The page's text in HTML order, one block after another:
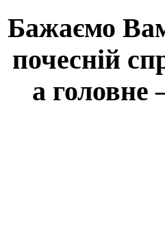
Бажаємо
почесній
а головне